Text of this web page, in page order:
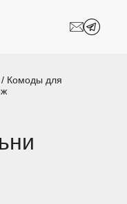
в ванную
/ Комоды для